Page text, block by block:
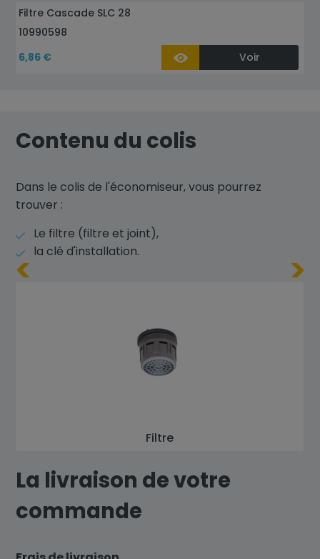
Filtre Cascade SLC 28
10990598
6,86 €
Voir
Contenu du colis
Dans le colis de l'économiseur, vous pourrez
trouver :
Le filtre (filtre et joint),
la clé d'installation.
Filtre
La livraison de votre
commande